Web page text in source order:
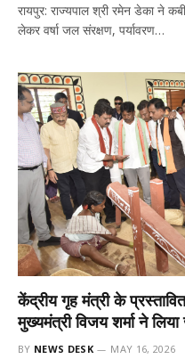
रायपुर: राज्यपाल श्री रमेन डेका ने
लेकर वर्षा जल संरक्षण, पर्यावरण…
केंद्रीय गृह मंत्री के
मुख्यमंत्री विजय शर्मा ने
BY NEWS DESK MAY 16, 2026